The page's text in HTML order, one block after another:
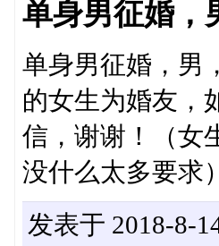
单身男征婚，
单身男征婚，男
的女生为婚友，
信，谢谢！（女
没什么太多要求）
发表于 2018-8-